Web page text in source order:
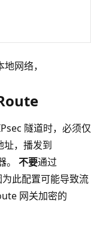
网络，
隧道时，必须仅
址，播发到
不要通过
此配置可能导致流
网关加密的